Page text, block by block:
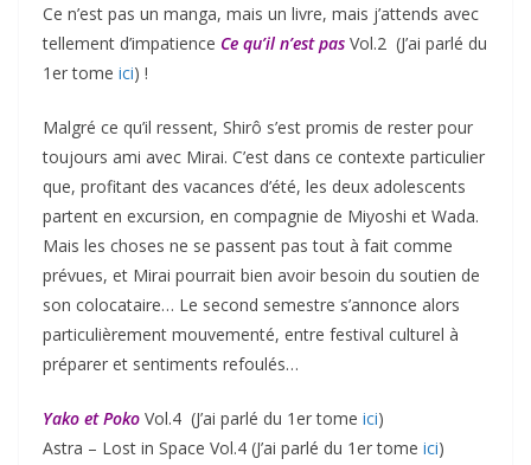
Ce n’est pas un manga, mais un livre, mais j’attends avec
tellement d’impatience Ce qu’il n’est pas Vol.2 (J’ai parlé du
1er tome ici) !
Malgré ce qu’il ressent, Shirô s’est promis de rester pour
toujours ami avec Mirai. C’est dans ce contexte particulier
que, profitant des vacances d’été, les deux adolescents
partent en excursion, en compagnie de Miyoshi et Wada.
Mais les choses ne se passent pas tout à fait comme
prévues, et Mirai pourrait bien avoir besoin du soutien de
son colocataire… Le second semestre s’annonce alors
particulièrement mouvementé, entre festival culturel à
préparer et sentiments refoulés…
Yako et Poko Vol.4 (J’ai parlé du 1er tome ici)
Astra – Lost in Space Vol.4 (J’ai parlé du 1er tome ici)